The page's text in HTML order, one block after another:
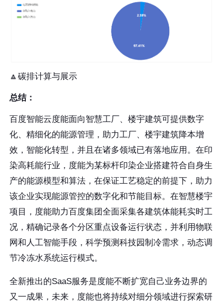
🔼碳排计算与展示
总结：
百度智能云度能面向智慧工厂、楼宇建筑可提供数字
化、精细化的能源管理，助力工厂、楼宇建筑降本增
效，智能化转型，并且在诸多领域已有落地应用。在印
染高耗能行业，度能为某标杆印染企业搭建符合自身生
产的能源模型和算法，在保证工艺稳定的前提下，助力
该企业实现能源管控的数字化和节能目标。在智慧楼宇
项目，度能助力百度集团全面采集各建筑体能耗实时工
况，精确记录各个分区重点设备运行状态，并利用物联
网和人工智能手段，科学预测科技园制冷需求，动态调
节冷冻水系统运行模式。
全新推出的SaaS服务是度能不断扩宽自己业务边界的
又一成果，未来，度能也将持续对细分领域进行探索研